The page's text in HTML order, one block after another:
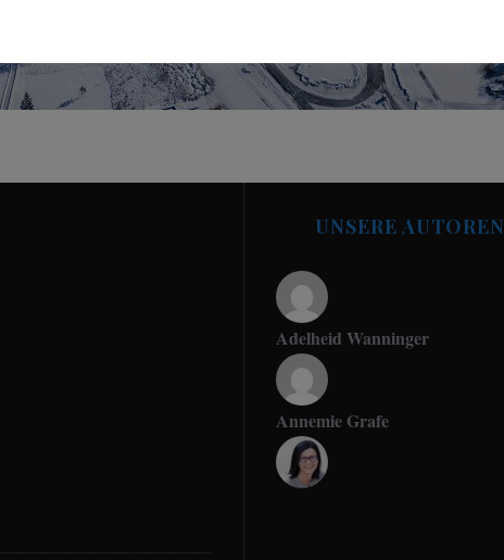
UNSERE AUTOREN
Adelheid Wanninger
Annemie Grafe